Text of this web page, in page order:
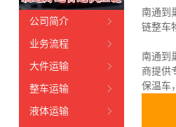
南通到
链整车
南通到
商提供
保温车
公司简介
业务流程
大件运输
整车运输
液体运输